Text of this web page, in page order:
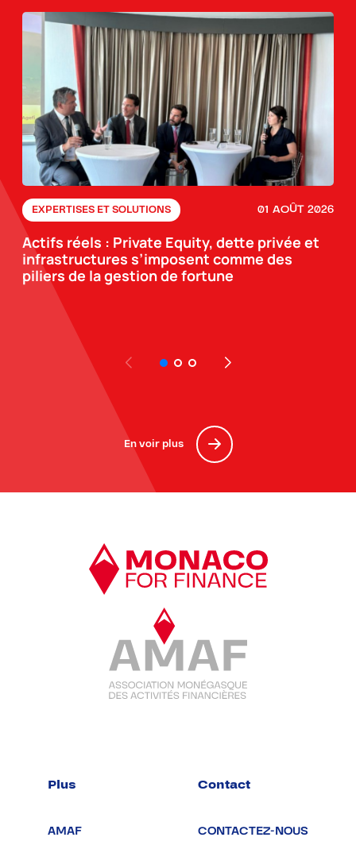
EXPERTISES ET SOLUTIONS 01 AOÛT 2026
Actifs réels : Private Equity, dette privée et
infrastructures s’imposent comme des
piliers de la gestion de fortune
En voir plus
Plus
AMAF
Contact
CONTACTEZ-NOUS